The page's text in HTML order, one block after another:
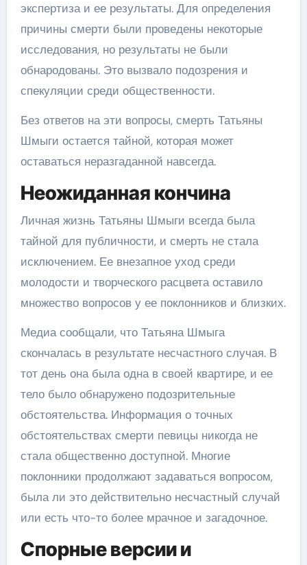
экспертиза и ее результаты. Для определения
причины смерти были проведены некоторые
исследования, но результаты не были
обнародованы. Это вызвало подозрения и
спекуляции среди общественности.
Без ответов на эти вопросы, смерть Татьяны
Шмыги остается тайной, которая может
оставаться неразгаданной навсегда.
Неожиданная кончина
Личная жизнь Татьяны Шмыги всегда была
тайной для публичности, и смерть не стала
исключением. Ее внезапное уход среди
молодости и творческого расцвета оставило
множество вопросов у ее поклонников и близких.
Медиа сообщали, что Татьяна Шмыга
скончалась в результате несчастного случая. В
тот день она была одна в своей квартире, и ее
тело было обнаружено подозрительные
обстоятельства. Информация о точных
обстоятельствах смерти певицы никогда не
стала общественно доступной. Многие
поклонники продолжают задаваться вопросом,
была ли это действительно несчастный случай
или есть что-то более мрачное и загадочное.
Спорные версии и